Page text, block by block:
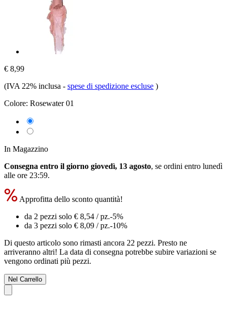
€ 8,99
(IVA 22% inclusa - spese di spedizione escluse )
Colore: Rosewater 01
In Magazzino
Consegna entro il giorno giovedì, 13 agosto, se ordini entro lunedì
alle ore 23:59.
Approfitta dello sconto quantità!
da 2 pezzi solo € 8,54 / pz.-5%
da 3 pezzi solo € 8,09 / pz.-10%
Di questo articolo sono rimasti ancora 22 pezzi. Presto ne
arriveranno altri! La data di consegna potrebbe subire variazioni se
vengono ordinati più pezzi.
Nel Carrello